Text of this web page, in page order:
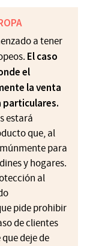
a tener
El caso
el
la venta
particulares.
estará
que, al
para
y hogares.
al
pide prohibir
de clientes
deje de